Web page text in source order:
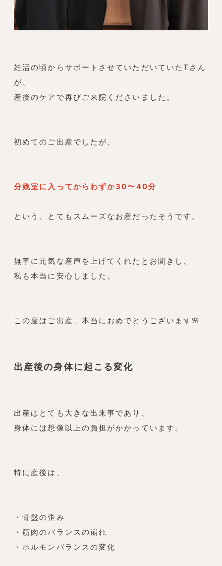
妊活の頃からサポートさせていただいていたTさん
が、
産後のケアで再びご来院くださいました。
初めてのご出産でしたが、
分娩室に入ってからわずか30〜40分
という、とてもスムーズなお産だったそうです。
無事に元気な産声を上げてくれたとお聞きし、
私も本当に安心しました。
この度はご出産、本当におめでとうございます🌸
出産後の身体に起こる変化
出産はとても大きな出来事であり、
身体には想像以上の負担がかかっています。
特に産後は、
・骨盤の歪み
・筋肉のバランスの崩れ
・ホルモンバランスの変化